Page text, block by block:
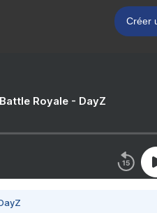
Créer
Royale - DayZ